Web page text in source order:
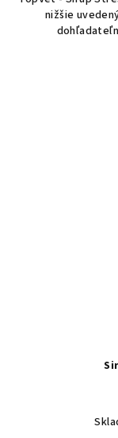
nižšie